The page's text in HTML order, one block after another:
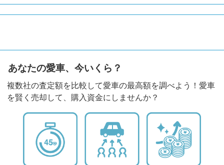
あなたの愛車、今いくら？
複数社の査定額を比較して愛車の最高額を調べよう！愛車
を賢く売却して、購入資金にしませんか？